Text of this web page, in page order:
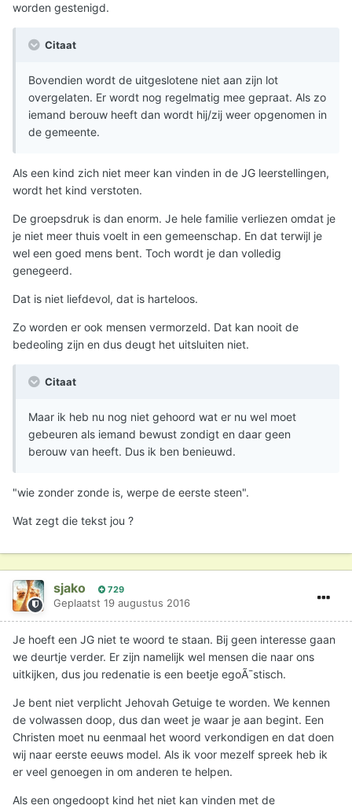
worden gestenigd.
Citaat
Bovendien wordt de uitgeslotene niet aan zijn lot
overgelaten. Er wordt nog regelmatig mee gepraat. Als zo
iemand berouw heeft dan wordt hij/zij weer opgenomen in
de gemeente.
Als een kind zich niet meer kan vinden in de JG leerstellingen,
wordt het kind verstoten.
De groepsdruk is dan enorm. Je hele familie verliezen omdat je
je niet meer thuis voelt in een gemeenschap. En dat terwijl je
wel een goed mens bent. Toch wordt je dan volledig
genegeerd.
Dat is niet liefdevol, dat is harteloos.
Zo worden er ook mensen vermorzeld. Dat kan nooit de
bedeoling zijn en dus deugt het uitsluiten niet.
Citaat
Maar ik heb nu nog niet gehoord wat er nu wel moet
gebeuren als iemand bewust zondigt en daar geen
berouw van heeft. Dus ik ben benieuwd.
"wie zonder zonde is, werpe de eerste steen".
Wat zegt die tekst jou ?
sjako 729
Geplaatst 19 augustus 2016
Je hoeft een JG niet te woord te staan. Bij geen interesse gaan
we deurtje verder. Er zijn namelijk wel mensen die naar ons
uitkijken, dus jou redenatie is een beetje egoÃ¯stisch.
Je bent niet verplicht Jehovah Getuige te worden. We kennen
de volwassen doop, dus dan weet je waar je aan begint. Een
Christen moet nu eenmaal het woord verkondigen en dat doen
wij naar eerste eeuws model. Als ik voor mezelf spreek heb ik
er veel genoegen in om anderen te helpen.
Als een ongedoopt kind het niet kan vinden met de